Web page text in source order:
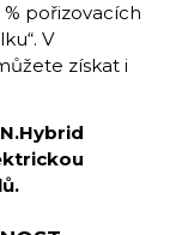
pořizovacích
V
získat i